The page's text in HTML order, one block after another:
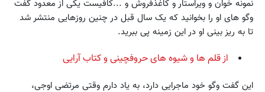
نمونه خوان و ویراستار و کاغذفروش و ...کافیست یکی از معدود گفت
وگو های او را بخوانید که یک سال قبل در چنین روزهایی منتشر شد
تا به ریز بینی او در این زمینه پی ببرید.
از قلم ها و شیوه های حروفچینی و کتاب آرایی
این گفت وگو خود ماجرایی دارد، به یاد دارم وقتی مرتضی اوجی،